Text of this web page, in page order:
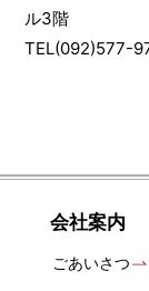
ル3階
TEL(092)577-
会社案内
ごあいさつ